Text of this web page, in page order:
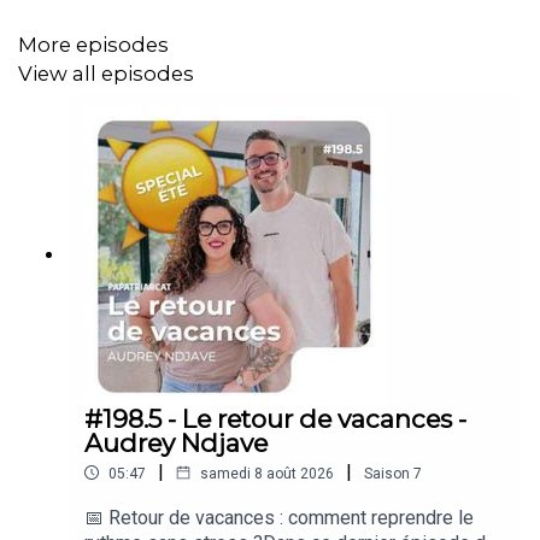
présentes. On explore aussi les ressources qui
permettent de s’en sortir : la parole, l’écriture, les
rencontres, la thérapie… et parfois, le regard d’un enfant
qu’on porte pour la première fois.
Avec Suzana, on entre dans l’intime, mais aussi dans le
politique : parce que parler des violences, c’est aussi
interroger notre rapport collectif à l’éducation, au respect
de l’enfant, et à la transmission générationnelle. Elle
évoque ses choix, ses erreurs, ses prises de
conscience, la charge mentale du post-partum, et ce que
la parentalité vient réveiller de nos enfances blessées.
Un épisode fort, nécessaire, pour toutes celles et ceux
More episodes
View all episodes
#198.5 - Le retour de vacances -
Audrey Ndjave
05:47 | samedi 8 août 2026 | Saison 7
📅 Retour de vacances : comment reprendre le